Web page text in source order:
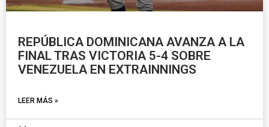
REPÚBLICA DOMINICANA AVANZA A LA
FINAL TRAS VICTORIA 5-4 SOBRE
VENEZUELA EN EXTRAINNINGS
LEER MÁS »